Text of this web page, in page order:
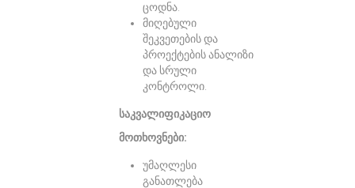
ცოდნა.
მიღებული
შეკვეთების და
პროექტების ანალიზი
და სრული
კონტროლი.
საკვალიფიკაციო
მოთხოვნები:
უმაღლესი
განათლება